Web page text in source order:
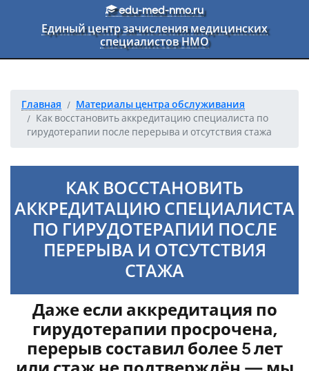
Перейти к основному текстуedu-med-nmo.ru
Единый центр зачисления медицинских
специалистов НМО
Главная
Материалы центра обслуживания
Как восстановить аккредитацию специалиста по
гирудотерапии после перерыва и отсутствия стажа
КАК ВОССТАНОВИТЬ
АККРЕДИТАЦИЮ СПЕЦИАЛИСТА
ПО ГИРУДОТЕРАПИИ ПОСЛЕ
ПЕРЕРЫВА И ОТСУТСТВИЯ
СТАЖА
Даже если аккредитация по
гирудотерапии просрочена,
перерыв составил более 5 лет